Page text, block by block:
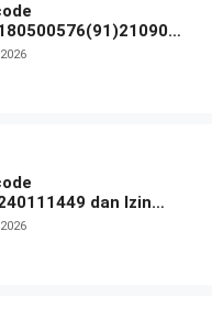
dan Izin